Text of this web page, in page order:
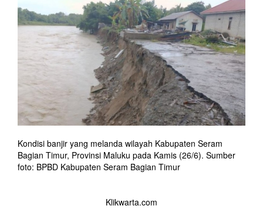
Kondisi banjir yang melanda wilayah Kabupaten Seram
Bagian Timur, Provinsi Maluku pada Kamis (26/6). Sumber
foto: BPBD Kabupaten Seram Bagian Timur
Klikwarta.com